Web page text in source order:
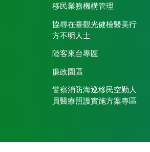
移民業務機構管理
協尋在臺觀光健檢醫美行
方不明人士
陸客來台專區
廉政園區
警察消防海巡移民空勤人
員醫療照護實施方案專區